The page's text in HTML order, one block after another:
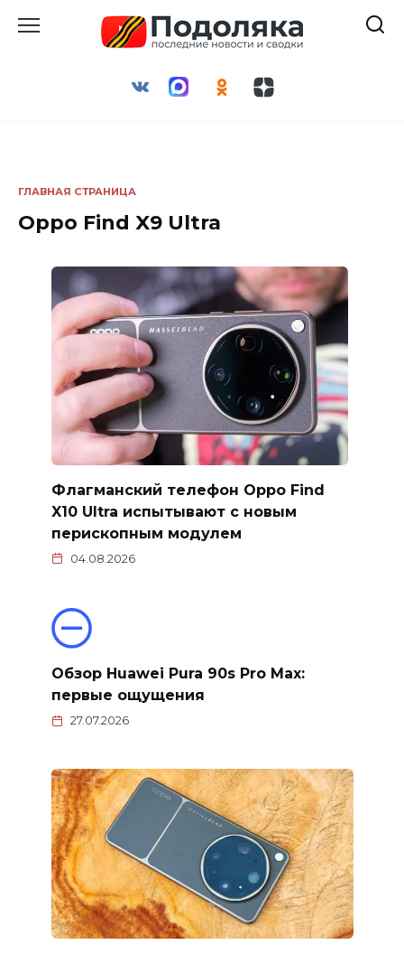
ГЛАВНАЯ СТРАНИЦА
Oppo Find X9 Ultra
Флагманский телефон Oppo Find
X10 Ultra испытывают с новым
перископным модулем
04.08.2026
Обзор Huawei Pura 90s Pro Мax:
первые ощущения
27.07.2026